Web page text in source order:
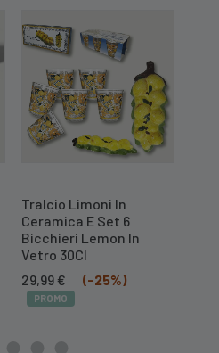
Tralcio Limoni In
Ceramica E Set 6
Bicchieri Lemon In
Vetro 30Cl
Il
prezzo
originale
39,99 €.
29,99€
prezzo
(-25%)
PROMO